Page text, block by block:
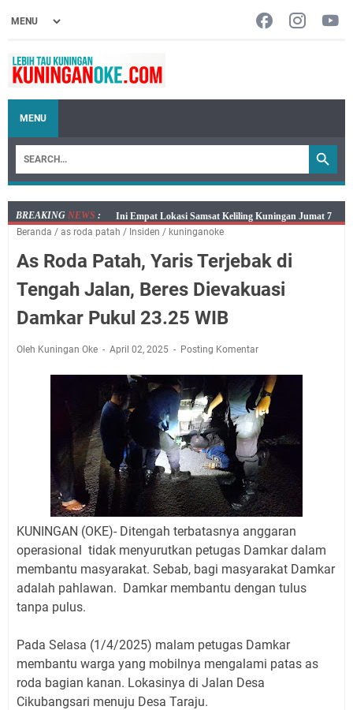
MENU
BREAKING NEWS :
Jumat 7 Agustus 2026 Mobil SIM Keliling Ada di
Kecamatan Sindangagung
Embun Pagi Jumat 8 Agustus 2026: Jika Keberkahan
Kelaparan Meskipun Memiliki Sekarung Penuh Uang
Salat Lima Waktu itu Bukan Cuma Kewajiban, Tapi
Jadwal Salat Wilayah Kuningan Jumat 7 Agustus 2026
Nobar Final Piala Presiden 2026 Bersama Kebo Bule
Sangat Seru
Warga Mulai Kesulitan Air Bersih Akibat Kekeringan,
Polres Kuningan dan PAM Tirta Kamuning Salurakan
12 Ribu Liter
Uniku Jadi Tuan Rumah Pendampingan Penyusunan
Dokumen SPMI
Sudahkah Kita Merdeka Dari Hawa Nafsu?
Info Sembako di Pasar Kepuh Kuningan Kamis 6
Agustus 2026, Daging Naik, Telur Turun
Agenda Kegiatan Bupati Kuningan Jumat 7 Agustus
2026 Ada Tiga, Tapi yang Bakal Dihadiri Hanya Satu
Beranda / as roda patah / Insiden / kuninganoke
As Roda Patah, Yaris Terjebak di
Tengah Jalan, Beres Dievakuasi
Damkar Pukul 23.25 WIB
Oleh Kuningan Oke April 02, 2025 Posting Komentar
KUNINGAN (OKE)- Ditengah terbatasnya anggaran
operasional tidak menyurutkan petugas Damkar dalam
membantu masyarakat. Sebab, bagi masyarakat Damkar
adalah pahlawan. Damkar membantu dengan tulus
tanpa pulus.
Pada Selasa (1/4/2025) malam petugas Damkar
membantu warga yang mobilnya mengalami patas as
roda bagian kanan. Lokasinya di Jalan Desa
Cikubangsari menuju Desa Taraju.